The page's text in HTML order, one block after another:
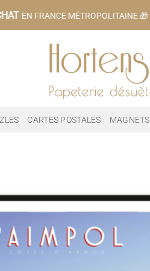
EN FRANCE MÉTROPOLITAINE 🎁
CARTES POSTALES MAGNETS